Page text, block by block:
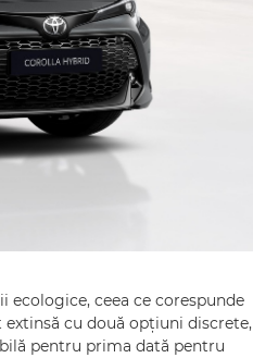
ecologice, ceea ce corespunde
cu două opțiuni discrete,
pentru prima dată pentru